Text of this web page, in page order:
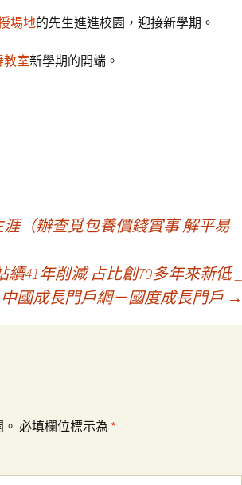
場地的先生進進校園，迎接新學期。
教室新學期的開端。
（辦查覓包養價錢實事 解平易
41年削減 占比創70多年來新低 _
中國成長門戶網－國度成長門戶 →
必填欄位標示為 *